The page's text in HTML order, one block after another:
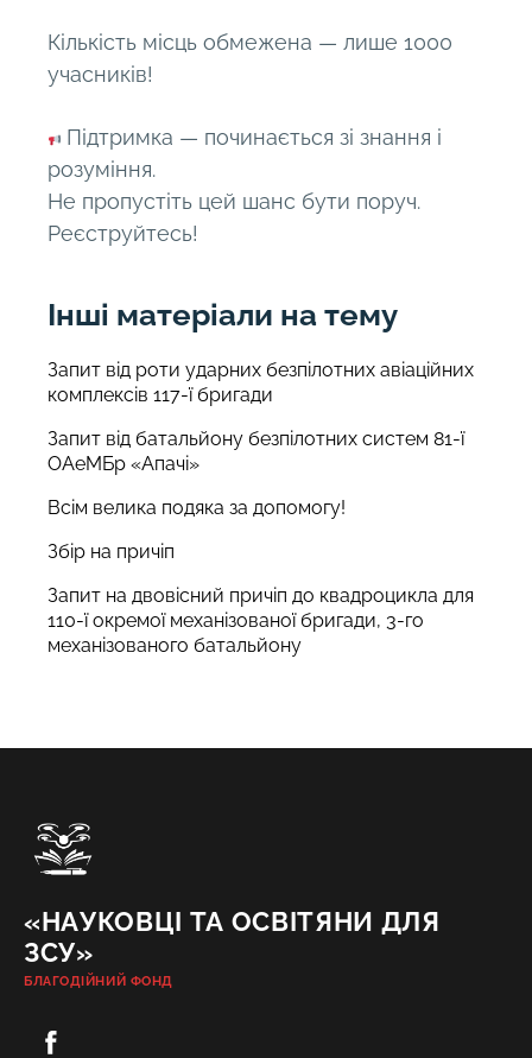
Кількість місць обмежена — лише 1000
учасників!
Підтримка — починається зі знання і
розуміння.
Не пропустіть цей шанс бути поруч.
Реєструйтесь!
Інші матеріали на тему
Запит від роти ударних безпілотних авіаційних
комплексів 117-ї бригади
Запит від батальйону безпілотних систем 81-ї
ОАеМБр «Апачі»
Всім велика подяка за допомогу!
Збір на причіп
Запит на двовісний причіп до квадроцикла для
110-ї окремої механізованої бригади, 3-го
механізованого батальйону
«НАУКОВЦІ ТА ОСВІТЯНИ ДЛЯ
ЗСУ»
БЛАГОДІЙНИЙ ФОНД